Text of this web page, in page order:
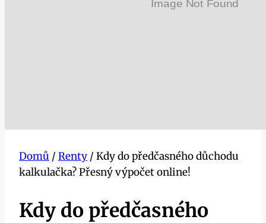
Domů / Renty / Kdy do předčasného důchodu
kalkulačka? Přesný výpočet online!
Kdy do předčasného